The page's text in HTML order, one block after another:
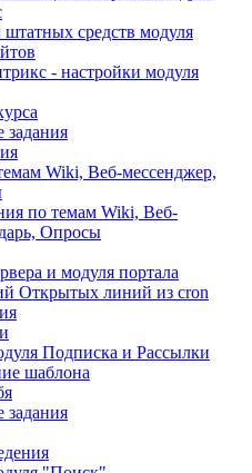
средств модуля
- настройки модуля
задания
Wiki, Веб-мессенджер,
по темам Wiki, Веб-
Опросы
и модуля портала
Открытых линий из cron
Подписка и Рассылки
шаблона
задания